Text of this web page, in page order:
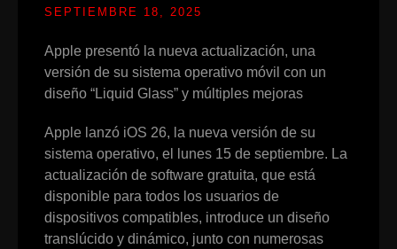
SEPTIEMBRE 18, 2025
Apple presentó la nueva actualización, una
versión de su sistema operativo móvil con un
diseño “Liquid Glass” y múltiples mejoras
Apple lanzó iOS 26, la nueva versión de su
sistema operativo, el lunes 15 de septiembre. La
actualización de software gratuita, que está
disponible para todos los usuarios de
dispositivos compatibles, introduce un diseño
translúcido y dinámico, junto con numerosas